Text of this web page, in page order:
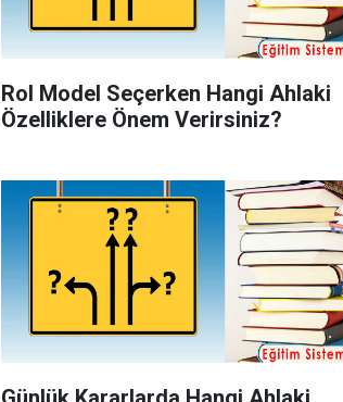
Rol Model Seçerken Hangi Ahlaki
Özelliklere Önem Verirsiniz?